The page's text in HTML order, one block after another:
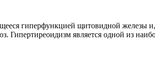
гиперфункцией щитовидной железы
является одной из